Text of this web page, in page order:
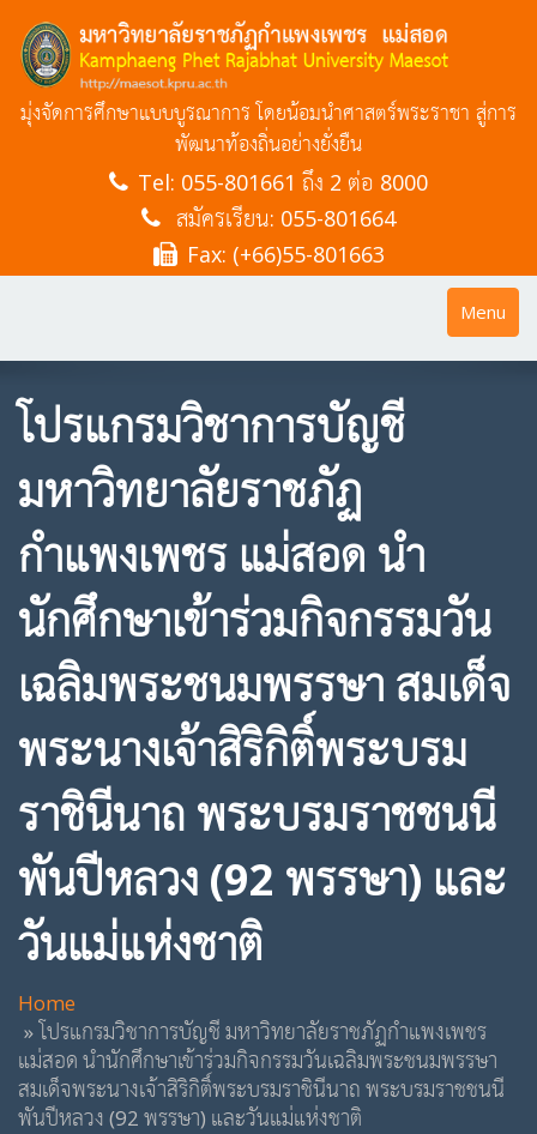
มุ่งจัดการศึกษาแบบบูรณาการ โดยน้อมนำศาสตร์พระราชา สู่การ
พัฒนาท้องถิ่นอย่างยั่งยืน
Tel: 055-801661 ถึง 2 ต่อ 8000
สมัครเรียน: 055-801664
Fax: (+66)55-801663
Toggle
Menu
โปรแกรมวิชาการบัญชี
มหาวิทยาลัยราชภัฏ
กำแพงเพชร แม่สอด นำ
นักศึกษาเข้าร่วมกิจกรรมวัน
เฉลิมพระชนมพรรษา สมเด็จ
พระนางเจ้าสิริกิติ์พระบรม
ราชินีนาถ พระบรมราชชนนี
พันปีหลวง (92 พรรษา) และ
วันแม่แห่งชาติ
Home
โปรแกรมวิชาการบัญชี มหาวิทยาลัยราชภัฏกำแพงเพชร
แม่สอด นำนักศึกษาเข้าร่วมกิจกรรมวันเฉลิมพระชนมพรรษา
สมเด็จพระนางเจ้าสิริกิติ์พระบรมราชินีนาถ พระบรมราชชนนี
พันปีหลวง (92 พรรษา) และวันแม่แห่งชาติ